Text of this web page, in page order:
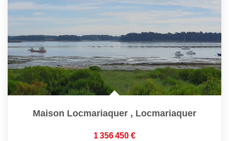
Maison Locmariaquer , Locmariaquer
1 356 450 €